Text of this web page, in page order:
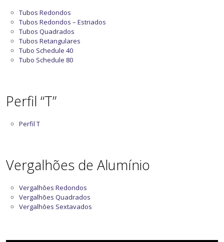
Tubos Redondos
Tubos Redondos – Estriados
Tubos Quadrados
Tubos Retangulares
Tubo Schedule 40
Tubo Schedule 80
Perfil “T”
Perfil T
Vergalhões de Alumínio
Vergalhões Redondos
Vergalhões Quadrados
Vergalhões Sextavados